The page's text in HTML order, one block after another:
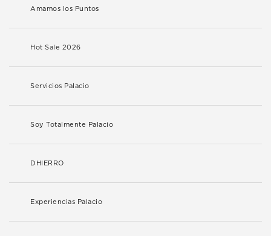
Amamos los Puntos
Hot Sale 2026
Servicios Palacio
Soy Totalmente Palacio
DHIERRO
Experiencias Palacio